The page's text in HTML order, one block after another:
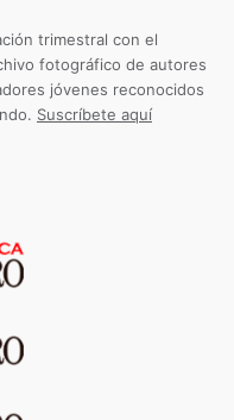
trimestral con el
fotográfico de autores
jóvenes reconocidos
Suscríbete aquí